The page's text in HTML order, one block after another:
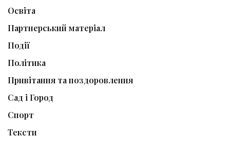
Освіта
Партнерський матеріал
Події
Політика
Привітання та поздоровлення
Сад і Город
Спорт
Тексти